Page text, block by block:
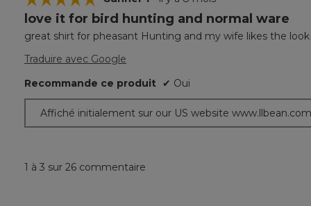
5
sur
5.
love it for bird hunting and normal ware
great shirt for pheasant Hunting and my wife likes the look
Traduire avec Google
Recommande ce produit ✔ Oui
Affiché initialement sur our US website www.llbean.com
1 à 3 sur 26 commentaire